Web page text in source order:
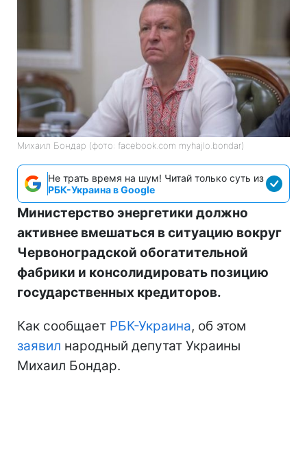
Михаил Бондар (фото: facebook.com myhajlo.bondar)
Не трать время на шум! Читай только суть из
РБК-Украина в Google
Министерство энергетики должно
активнее вмешаться в ситуацию вокруг
Червоноградской обогатительной
фабрики и консолидировать позицию
государственных кредиторов.
Как сообщает РБК-Украина, об этом
заявил народный депутат Украины
Михаил Бондар.